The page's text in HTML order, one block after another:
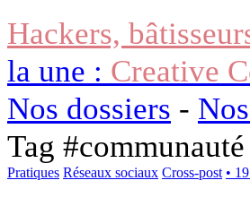
Hackers,
la une : Creative
Nos dossiers -
Tag #communauté
Pratiques Réseaux sociaux Cross-post •